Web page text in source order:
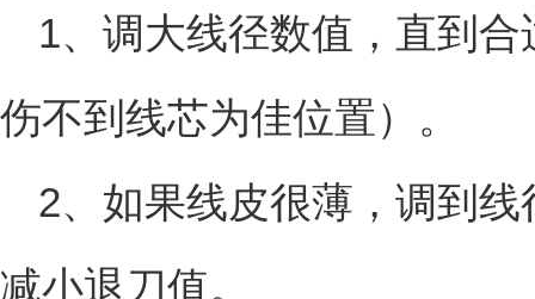
1、调大线径数值，直到
伤不到线芯为佳位置）。
2、如果线皮很薄，调到
减小退刀值。